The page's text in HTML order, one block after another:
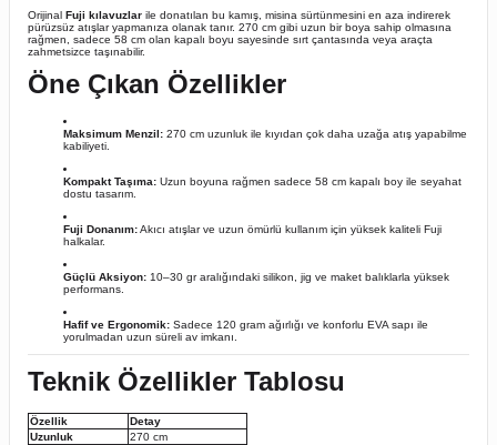
Orijinal Fuji kılavuzlar ile donatılan bu kamış, misina sürtünmesini en aza indirerek
pürüzsüz atışlar yapmanıza olanak tanır. 270 cm gibi uzun bir boya sahip olmasına
rağmen,
sadece 58 cm olan kapalı boyu sayesinde sırt çantasında veya araçta
zahmetsizce taşınabilir.
Öne Çıkan Özellikler
Maksimum Menzil: 270 cm uzunluk ile kıyıdan çok daha uzağa atış yapabilme
kabiliyeti.
Kompakt Taşıma: Uzun boyuna rağmen sadece 58 cm kapalı boy ile seyahat
dostu tasarım.
Fuji Donanım:Akıcı atışlar ve uzun ömürlü kullanım için yüksek kaliteli Fuji
halkalar.
Güçlü Aksiyon: 10–30 gr aralığındaki silikon,
jig ve maket balıklarla yüksek
performans.
Hafif ve Ergonomik: Sadece 120 gram ağırlığı ve konforlu EVA sapı ile
yorulmadan uzun süreli av imkanı.
Teknik Özellikler Tablosu
Özellik
Detay
Uzunluk
270 cm